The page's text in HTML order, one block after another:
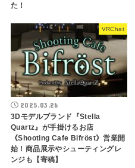
た！
VRChat
2025.03.26
3Dモデルブランド『Stella
Quartz』が手掛けるお店
《Shooting Cafe Bifröst》営業開
始！商品展示やシューティングレ
ンジも【寄稿】